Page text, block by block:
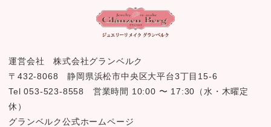
シ
ョ
ン
運営会社 株式会社グランベルク
〒432-8068 静岡県浜松市中央区大平台3丁目15-6
Tel 053-523-8558 営業時間 10:00 〜 17:30（水・木曜定
休）
グランベルク公式ホームページ